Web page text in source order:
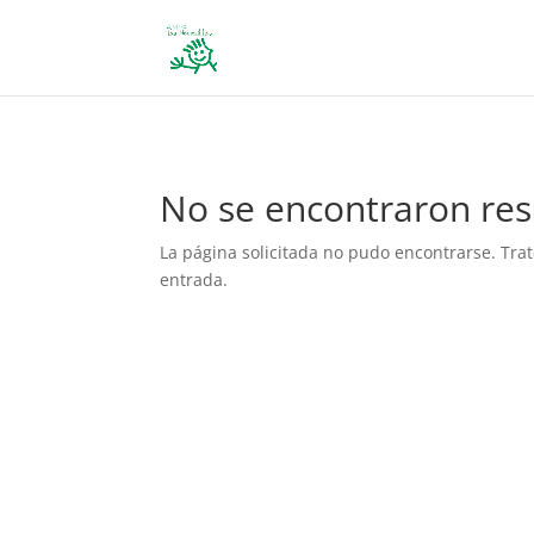
No se encontraron
La página solicitada no pudo encontrarse.
entrada.